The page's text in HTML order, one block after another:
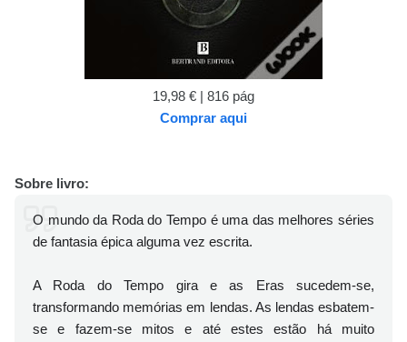
19,98 € | 816 pág
Comprar aqui
Sobre livro:
O mundo da Roda do Tempo é uma das melhores séries
de fantasia épica alguma vez escrita.
A Roda do Tempo gira e as Eras sucedem-se,
transformando memórias em lendas. As lendas esbatem-
se e fazem-se mitos e até estes estão há muito